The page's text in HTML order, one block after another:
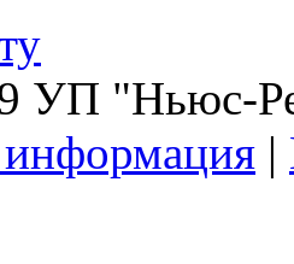
УП "Ньюс-
информация |